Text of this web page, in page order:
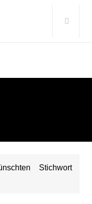
Stichwort